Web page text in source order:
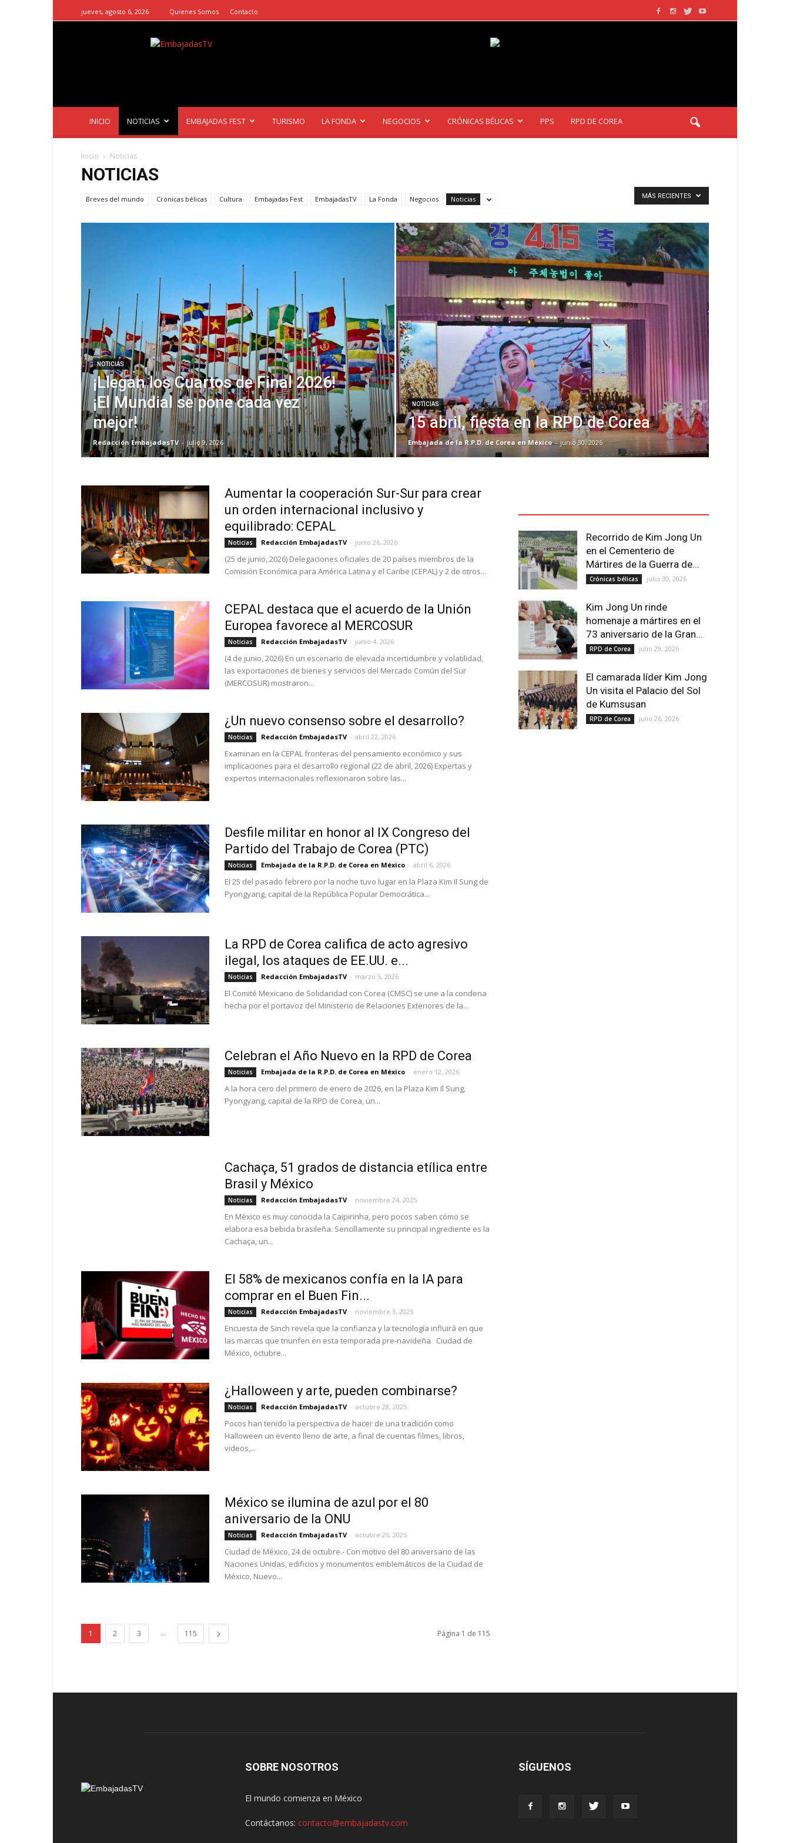
jueves, agosto 6, 2026 Quíenes Somos Contacto
EmbajadasTV
INICIO NOTICIAS EMBAJADAS FEST TURISMO LA FONDA NEGOCIOS CRÓNICAS BÉLICAS PPS RPD DE COREA
Inicio Noticias
NOTICIAS
Breves del mundo Crónicas bélicas Cultura Embajadas Fest EmbajadasTV La Fonda Negocios Noticias MÁS RECIENTES
NOTICIAS
¡Llegan los Cuartos de Final 2026!
¡El Mundial se pone cada vez
mejor!
Redacción EmbajadasTV - julio 9, 2026
NOTICIAS
15 abril, fiesta en la RPD de Corea
Embajada de la R.P.D. de Corea en México - junio 30, 2026
Aumentar la cooperación Sur-Sur para crear
un orden internacional inclusivo y
equilibrado: CEPAL
Noticias Redacción EmbajadasTV - junio 26, 2026
(25 de junio, 2026) Delegaciones oficiales de 20 países miembros de la
Comisión Económica para América Latina y el Caribe (CEPAL) y 2 de otros...
CEPAL destaca que el acuerdo de la Unión
Europea favorece al MERCOSUR
Noticias Redacción EmbajadasTV - junio 4, 2026
(4 de junio, 2026) En un escenario de elevada incertidumbre y volatilidad,
las exportaciones de bienes y servicios del Mercado Común del Sur
(MERCOSUR) mostraron...
¿Un nuevo consenso sobre el desarrollo?
Noticias Redacción EmbajadasTV - abril 22, 2026
Examinan en la CEPAL fronteras del pensamiento económico y sus
implicaciones para el desarrollo regional (22 de abril, 2026) Expertas y
expertos internacionales reflexionaron sobre las...
Desfile militar en honor al IX Congreso del
Partido del Trabajo de Corea (PTC)
Noticias Embajada de la R.P.D. de Corea en México - abril 6, 2026
El 25 del pasado febrero por la noche tuvo lugar en la Plaza Kim Il Sung de
Pyongyang, capital de la República Popular Democrática...
La RPD de Corea califica de acto agresivo
ilegal, los ataques de EE.UU. e...
Noticias Redacción EmbajadasTV - marzo 5, 2026
El Comité Mexicano de Solidaridad con Corea (CMSC) se une a la condena
hecha por el portavoz del Ministerio de Relaciones Exteriores de la...
Celebran el Año Nuevo en la RPD de Corea
Noticias Embajada de la R.P.D. de Corea en México - enero 12, 2026
A la hora cero del primero de enero de 2026, en la Plaza Kim Il Sung,
Pyongyang, capital de la RPD de Corea, un...
Cachaça, 51 grados de distancia etílica entre
Brasil y México
Noticias Redacción EmbajadasTV - noviembre 24, 2025
En México es muy conocida la Caipirinha, pero pocos saben cómo se
elabora esa bebida brasileña. Sencillamente su principal ingrediente es la
Cachaça, un...
El 58% de mexicanos confía en la IA para
comprar en el Buen Fin...
Noticias Redacción EmbajadasTV - noviembre 3, 2025
Encuesta de Sinch revela que la confianza y la tecnología influirá en que
las marcas que triunfen en esta temporada pre-navideña Ciudad de
México, octubre...
¿Halloween y arte, pueden combinarse?
Noticias Redacción EmbajadasTV - octubre 28, 2025
Pocos han tenido la perspectiva de hacer de una tradición como
Halloween un evento lleno de arte, a final de cuentas filmes, libros,
videos,...
México se ilumina de azul por el 80
aniversario de la ONU
Noticias Redacción EmbajadasTV - octubre 25, 2025
Ciudad de México, 24 de octubre.- Con motivo del 80 aniversario de las
Naciones Unidas, edificios y monumentos emblemáticos de la Ciudad de
México, Nuevo...
1 2 3 ... 115 Página 1 de 115
Recorrido de Kim Jong Un
en el Cementerio de
Mártires de la Guerra de...
Crónicas bélicas julio 30, 2026
Kim Jong Un rinde
homenaje a mártires en el
73 aniversario de la Gran...
RPD de Corea julio 29, 2026
El camarada líder Kim Jong
Un visita el Palacio del Sol
de Kumsusan
RPD de Corea julio 26, 2026
SOBRE NOSOTROS
El mundo comienza en México
Contáctanos: contacto@embajadastv.com
SÍGUENOS